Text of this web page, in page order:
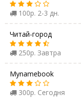
100р. 2-3 дн.
Читай-город
250р. Завтра
Mynamebook
300р. Сегодня